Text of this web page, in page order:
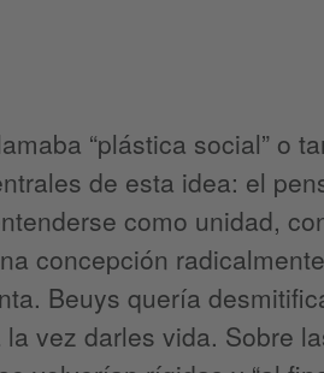
“plástica social” o
de esta idea: el
como unidad,
concepción
Beuys quería
vez darles vida. Sobre